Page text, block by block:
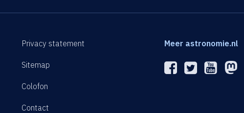
Privacy statement
Sitemap
Colofon
Contact
Meer astronomie.nl